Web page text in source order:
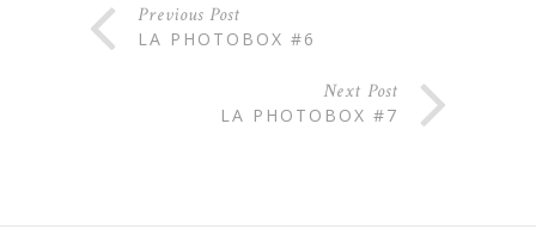
Previous Post
LA PHOTOBOX #6
Next Post
LA PHOTOBOX #7